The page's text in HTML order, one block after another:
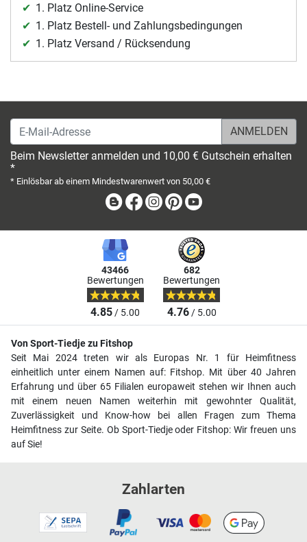
1. Platz Online-Service
1. Platz Bestell- und Zahlungsbedingungen
1. Platz Versand / Rücksendung
E-Mail-Adresse
Beim Newsletter anmelden und 10,00 € Gutschein erhalten
*
* Einlösbar ab einem Mindestwarenwert von 50,00 €
BlogFacebook
Instagram
Pinterest
43466
Bewertungen
4.85/ 5.00
682
Bewertungen
4.76/ 5.00
Von Sport-Tiedje zu Fitshop
Seit Mai 2024 treten wir als Europas Nr. 1 für Heimfitness
einheitlich unter einem Namen auf: Fitshop. Mit über 40 Jahren
Erfahrung und über 65 Filialen europaweit stehen wir Ihnen auch
mit einem neuen Namen weiterhin mit gewohnter Qualität,
Zuverlässigkeit und Know-how bei allen Fragen zum Thema
Heimfitness zur Seite. Ob Sport-Tiedje oder Fitshop: Wir freuen uns
auf Sie!
Zahlarten